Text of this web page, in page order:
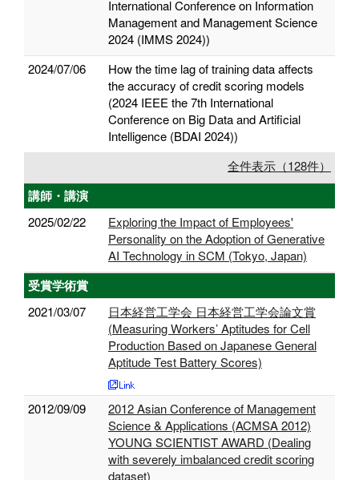
International Conference on Information
Management and Management Science
2024 (IMMS 2024))
2024/07/06
How the time lag of training data affects
the accuracy of credit scoring models
(2024 IEEE the 7th International
Conference on Big Data and Artificial
Intelligence (BDAI 2024))
全件表示（128件）
講師・講演
2025/02/22
Exploring the Impact of Employees'
Personality on the Adoption of Generative
AI Technology in SCM (Tokyo, Japan)
受賞学術賞
2021/03/07
日本経営工学会 日本経営工学会論文賞
(Measuring Workers’ Aptitudes for Cell
Production Based on Japanese General
Aptitude Test Battery Scores)
2012/09/09
2012 Asian Conference of Management
Science & Applications (ACMSA 2012)
YOUNG SCIENTIST AWARD (Dealing
with severely imbalanced credit scoring
dataset)